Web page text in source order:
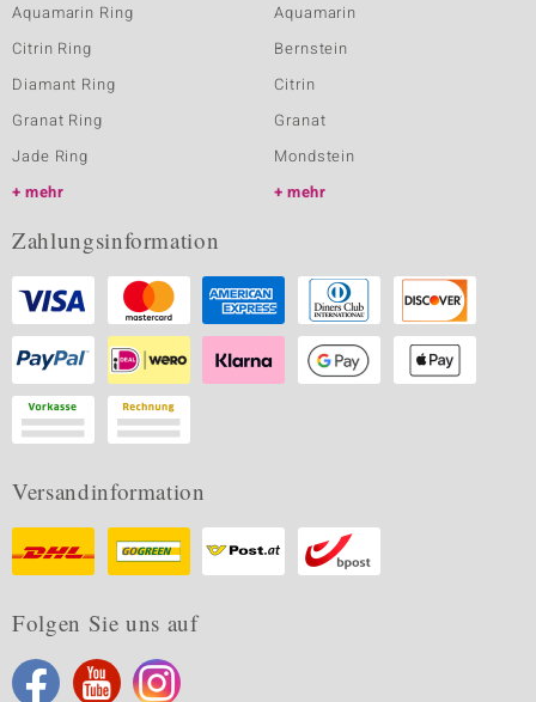
Aquamarin Ring
Citrin Ring
Diamant Ring
Granat Ring
Jade Ring
mehr
Aquamarin
Bernstein
Citrin
Granat
Mondstein
mehr
Zahlungsinformation
Versandinformation
Folgen Sie uns auf